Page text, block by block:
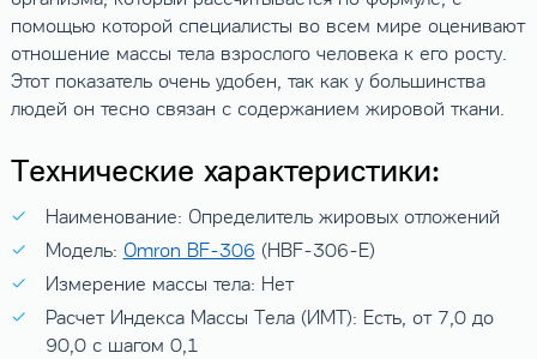
помощью которой специалисты во всем мире оценивают
отношение массы тела взрослого человека к его росту.
Этот показатель очень удобен, так как у большинства
людей он тесно связан с содержанием жировой ткани.
Технические характеристики:
Наименование: Определитель жировых отложений
Модель: Omron BF-306 (HBF-306-E)
Измерение массы тела: Нет
Расчет Индекса Массы Тела (ИМТ): Есть, от 7,0 до
90,0 с шагом 0,1